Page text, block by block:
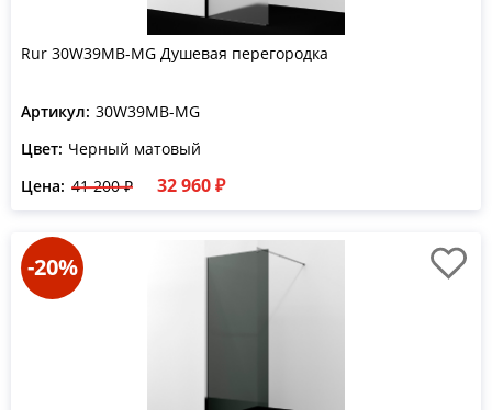
Rur 30W39MB-MG Душевая перегородка
Артикул: 30W39MB-MG
Цвет: Черный матовый
Цена: 41 200 ₽ 32 960 ₽
-20%